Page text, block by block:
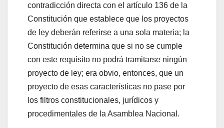
contradicción directa con el artículo 136 de la
Constitución que establece que los proyectos
de ley deberán referirse a una sola materia; la
Constitución determina que si no se cumple
con este requisito no podrá tramitarse ningún
proyecto de ley; era obvio, entonces, que un
proyecto de esas características no pase por
los filtros constitucionales, jurídicos y
procedimentales de la Asamblea Nacional.